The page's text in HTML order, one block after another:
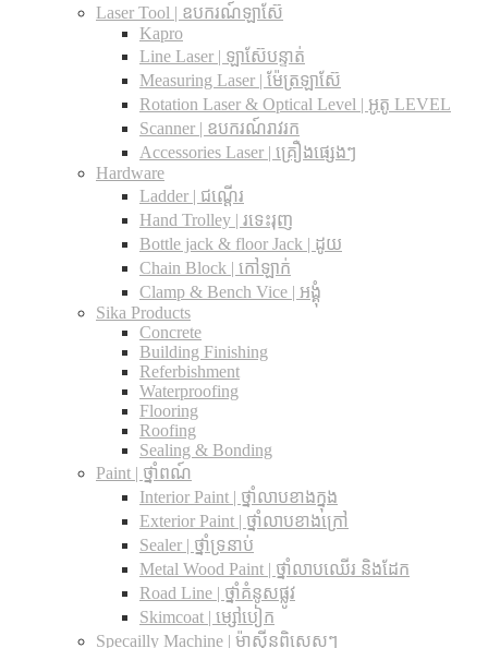
Laser Tool | ឧបករណ៍ឡាស៊ែ
Kapro
Line Laser | ឡាស៊ែបន្ទាត់
Measuring Laser | ម៉ែត្រឡាស៊ែ
Rotation Laser & Optical Level | អូតូ LEVEL
Scanner | ឧបករណ៍រាវរក
Accessories Laser | គ្រឿងផ្សេងៗ
Hardware
Ladder | ជណ្តើរ
Hand Trolley | រទេះរុញ
Bottle jack & floor Jack​ | ដូយ
Chain Block | កៅឡាក់
Clamp & Bench Vice | អង្គុំ
Sika Products
Concrete
Building Finishing
Referbishment
Waterproofing
Flooring
Roofing
Sealing & Bonding
Paint | ថ្នាំពណ៍
Interior Paint | ថ្នាំលាបខាងក្នុង
Exterior Paint | ថ្នាំលាបខាងក្រៅ
Sealer | ថ្នាំទ្រនាប់
Metal Wood Paint | ថ្នាំលាបឈើរ និងដែក
Road Line | ថ្នាំគំនូសផ្លូវ
Skimcoat | ម្សៅបៀក
Specailly Machine | ម៉ាស៊ីនពិសេសៗ